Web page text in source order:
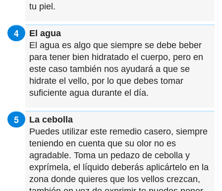
tu piel.
El agua
El agua es algo que siempre se debe beber
para tener bien hidratado el cuerpo, pero en
este caso también nos ayudará a que se
hidrate el vello, por lo que debes tomar
suficiente agua durante el día.
La cebolla
Puedes utilizar este remedio casero, siempre
teniendo en cuenta que su olor no es
agradable. Toma un pedazo de cebolla y
exprímela, el líquido deberás aplicártelo en la
zona donde quieres que los vellos crezcan,